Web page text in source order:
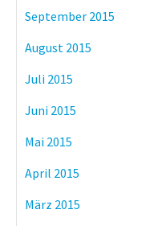
September 2015
August 2015
Juli 2015
Juni 2015
Mai 2015
April 2015
März 2015